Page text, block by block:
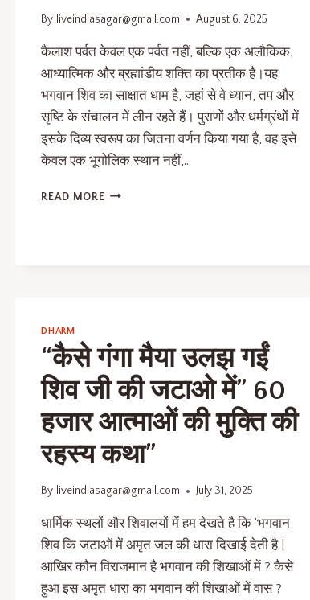
By liveindiasagar@gmail.com August 6, 2025
कैलाश पर्वत केवल एक पर्वत नहीं, बल्कि एक अलौकिक,
आध्यात्मिक और ब्रह्मांडीय शक्ति का प्रतीक है।यह
भगवान शिव का साक्षात धाम है, जहां से वे ध्यान, तप और
सृष्टि के संचालन में लीन रहते हैं। पुराणों और धर्मग्रंथों में
इसके दिव्य स्वरूप का जितना वर्णन किया गया है, वह इसे
केवल एक भूगोलिक स्थान नहीं,…
READ MORE
DHARM
“कैसे गंगा मैया उलझ गईं
शिव जी की जटाओ में” 60
हजार आत्माओं की मुक्ति की
रहस्य कथा”
By liveindiasagar@gmail.com July 31, 2025
धार्मिक स्थलों और शिवालयों में हम देखते है कि ‘भगवान
शिव कि जटाओं में अमृत जल की धारा दिखाई देती है |
आखिर कौन विराजमान है भगवान की शिखाओं में ? कैसे
हुआ इस अमृत धारा का भगवान की शिखाओं में वास ?